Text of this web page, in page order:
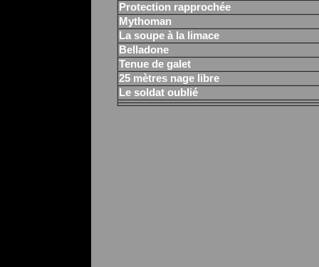
Protection rapprochée
Mythoman
La soupe à la limace
Belladone
Tenue de galet
25 mètres nage libre
Le soldat oublié